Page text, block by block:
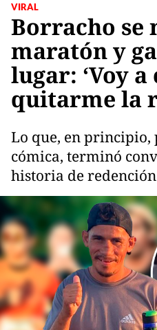
VIRAL
Borracho se
maratón y
lugar: ‘Voy
quitarme la
Lo que, en
cómica, terminó
historia de redención